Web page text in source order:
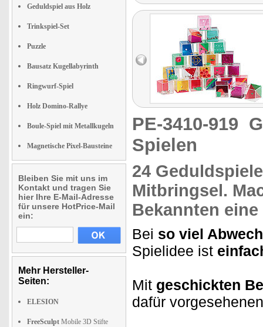
Geduldspiel aus Holz
Trinkspiel-Set
Puzzle
Bausatz Kugellabyrinth
Ringwurf-Spiel
Holz Domino-Rallye
Boule-Spiel mit Metallkugeln
Magnetische Pixel-Bausteine
Bleiben Sie mit uns im
Kontakt und tragen Sie
hier Ihre E-Mail-Adresse
für unsere HotPrice-Mail
ein:
Mehr Hersteller-
Seiten:
ELESION
FreeSculpt Mobile 3D Stifte
PE-3410-919
Spielen
24 Geduldspiele
Mitbringsel.
Bekannten eine
Bei so viel
Spielidee ist
Mit geschickten
dafür